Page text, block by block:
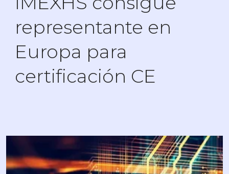
representante en
Europa para
certificación CE